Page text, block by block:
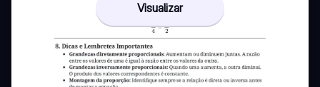
Visualizar